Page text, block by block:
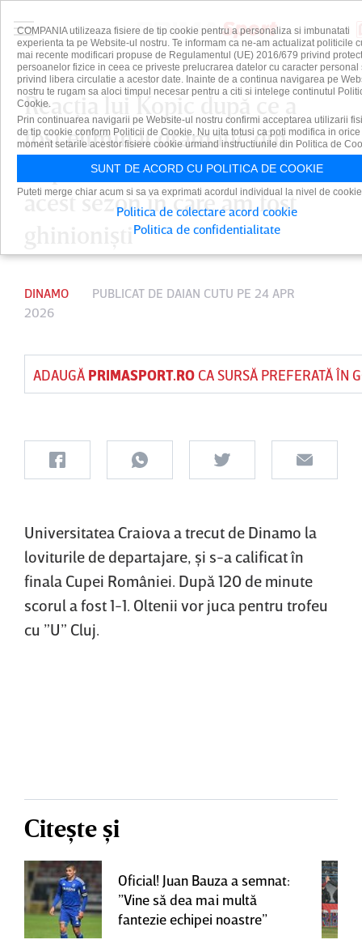
Reacţia lui Kopic după ce a
fost eliminat dramatic din
Cupă. ”Multe momente în
acest sezon în care am fost
ghinionişti”
DINAMO PUBLICAT DE DAIAN CUTU PE 24 APR
2026
ADAUGĂ PRIMASPORT.ROCA SURSĂ PREFERATĂ ÎN
Universitatea Craiova a trecut de Dinamo la
loviturile de departajare, şi s-a calificat în
finala Cupei României. După 120 de minute
scorul a fost 1-1. Oltenii vor juca pentru trofeu
cu ”U” Cluj.
Citește și
Oficial! Juan Bauza a semnat:
”Vine să dea mai multă
fantezie echipei noastre”
COMPANIA utilizeaza fisiere de tip cookie pentru a personaliza si imbunatati
experienta ta pe Website-ul nostru. Te informam ca ne-am actualizat politicile
mai recente modificari propuse de Regulamentul (UE) 2016/679 privind
persoanelor fizice in ceea ce priveste prelucrarea datelor cu caracter personal
privind libera circulatie a acestor date. Inainte de a continua navigarea pe
nostru te rugam sa aloci timpul necesar pentru a citi si intelege continutul
Cookie.
Prin continuarea navigarii pe Website-ul nostru confirmi acceptarea utilizarii
de tip cookie conform Politicii de Cookie. Nu uita totusi ca poti modifica in orice
moment setarile acestor fisiere cookie urmand instructiunile din Politica de
SUNT DE ACORD CU POLITICA DE COOKIE
Puteti merge chiar acum si sa va exprimati acordul individual la nivel de
Politica de colectare acord cookie
Politica de confidentialitate